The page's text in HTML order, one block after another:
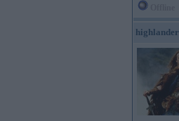
highlander